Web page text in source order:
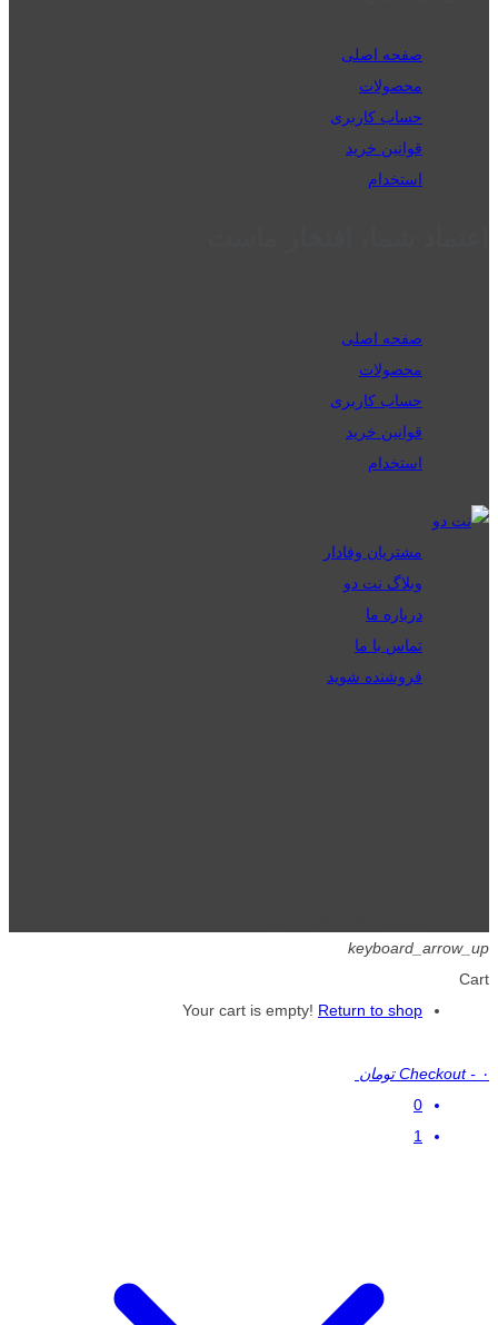
صفحه اصلی
محصولات
حساب کاربری
قوانین خرید
استخدام
صفحه اصلی
محصولات
حساب کاربری
قوانین خرید
استخدام
مشتریان وفادار
وبلاگ نت دو
درباره ما
تماس با ما
فروشنده شوید
keyboard_arrow_up
Cart
Your cart is empty! Return to shop
Checkout - ۰ تومان
0
1